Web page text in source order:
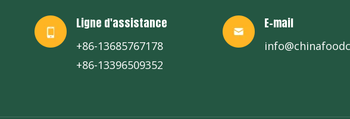
Ligne d'assistance
+86-13685767178
+86-13396509352
E-mail